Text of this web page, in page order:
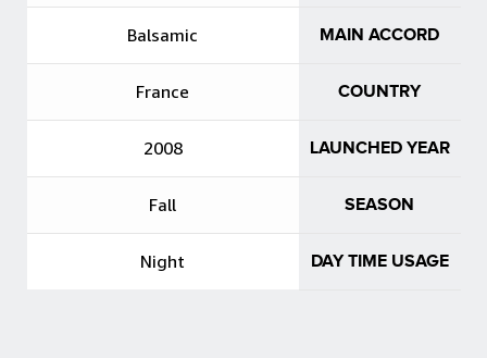
MAIN ACCORD
Balsamic
COUNTRY
France
LAUNCHED YEAR
2008
SEASON
Fall
DAY TIME USAGE
Night